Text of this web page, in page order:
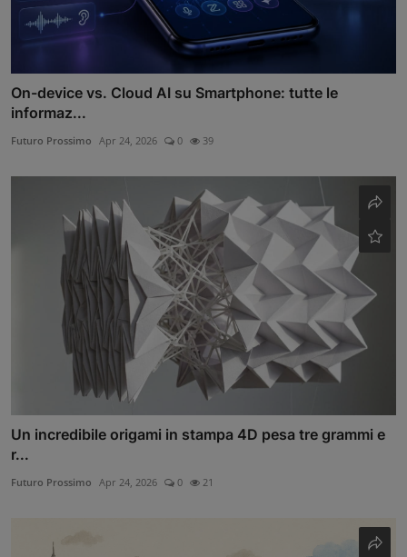
On-device vs. Cloud AI su Smartphone: tutte le
informaz...
Futuro Prossimo Apr 24, 2026 0 39
Un incredibile origami in stampa 4D pesa tre grammi e
r...
Futuro Prossimo Apr 24, 2026 0 21